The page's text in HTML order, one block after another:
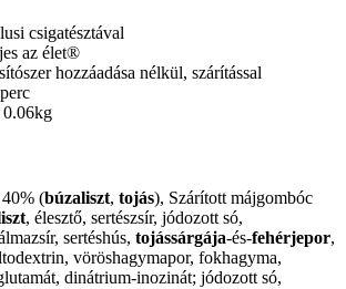
csigatésztával
az élet®
hozzáadása nélkül, szárítással
0.06kg
40% (búzaliszt, tojás), Szárított májgombóc
, élesztő, sertészsír, jódozott só,
sertéshús, tojássárgája-és-fehérjepor,
vöröshagymapor, fokhagyma,
dinátrium-inozinát; jódozott só,